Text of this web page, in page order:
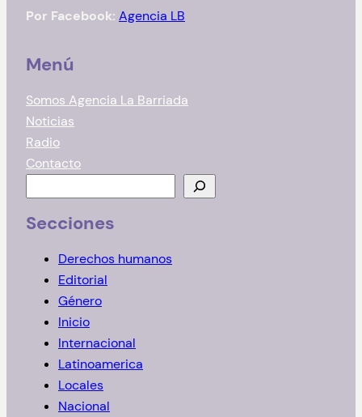
Por Facebook: Agencia LB
Menú
Somos Agencia La Barriada
Noticias
Radio
Contacto
s
Secciones
Derechos humanos
Editorial
Género
Inicio
Internacional
Latinoamerica
Locales
Nacional